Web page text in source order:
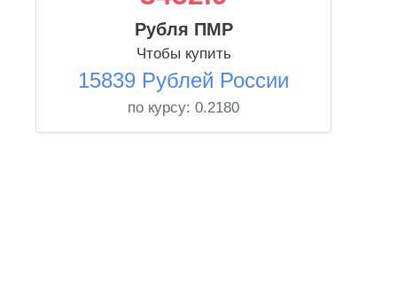
Рубля ПМР
Чтобы купить
15839 Рублей России
по курсу: 0.2180